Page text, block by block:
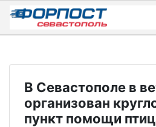
Skip
content
В Севастополе в
организован
пункт помощи